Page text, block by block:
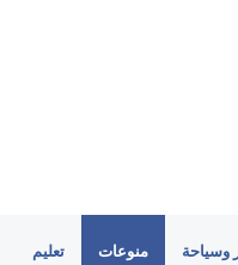
وسياحة منوعات تعليم